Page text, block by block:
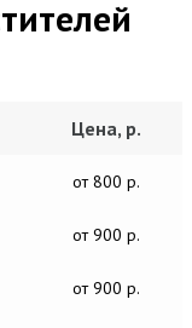
Цена, р.
от 800 р.
от 900 р.
от 900 р.